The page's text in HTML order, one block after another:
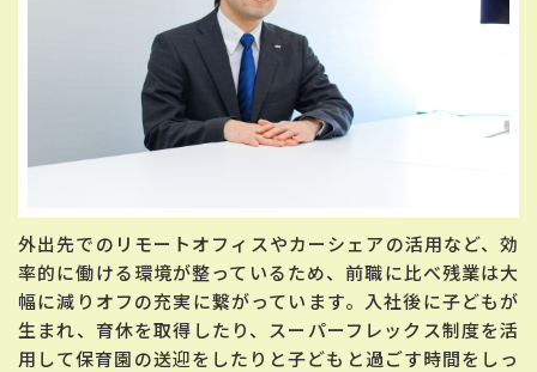
外出先でのリモートオフィスやカーシェアの活用など、効
率的に働ける環境が整っているため、前職に比べ残業は大
幅に減りオフの充実に繋がっています。入社後に子どもが
生まれ、育休を取得したり、スーパーフレックス制度を活
用して保育園の送迎をしたりと子どもと過ごす時間をしっ